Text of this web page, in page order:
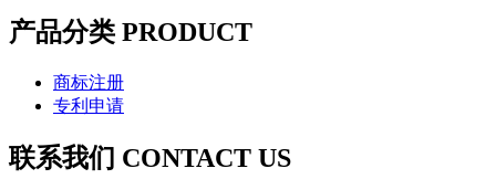
产品分类 PRODUCT
商标注册
专利申请
联系我们 CONTACT US